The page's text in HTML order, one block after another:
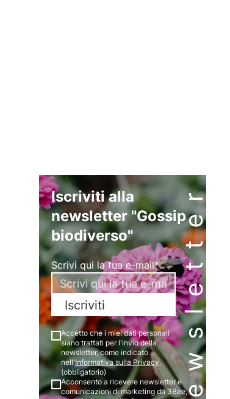
Newsletter
Iscriviti alla
newsletter "Gossip
biodiverso"
Scrivi qui la tua e-mail*
Iscriviti
Accetto che i miei dati personali
siano trattati per l'invio della
newsletter, come indicato
nell'Informativa sulla Privacy.
(obbligatorio)
Acconsento a ricevere newsletter e
comunicazioni di marketing da 3Bee,